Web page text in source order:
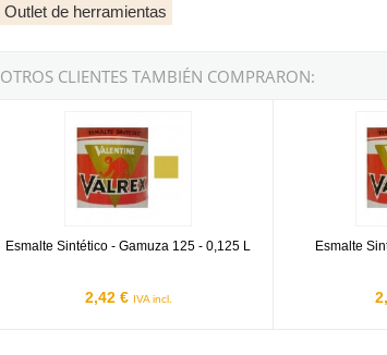
Outlet de herramientas
OTROS CLIENTES TAMBIÉN COMPRARON:
Esmalte Sintético - Gamuza 125 - 0,125 L
2,42 € IVA incl.
Esmalte